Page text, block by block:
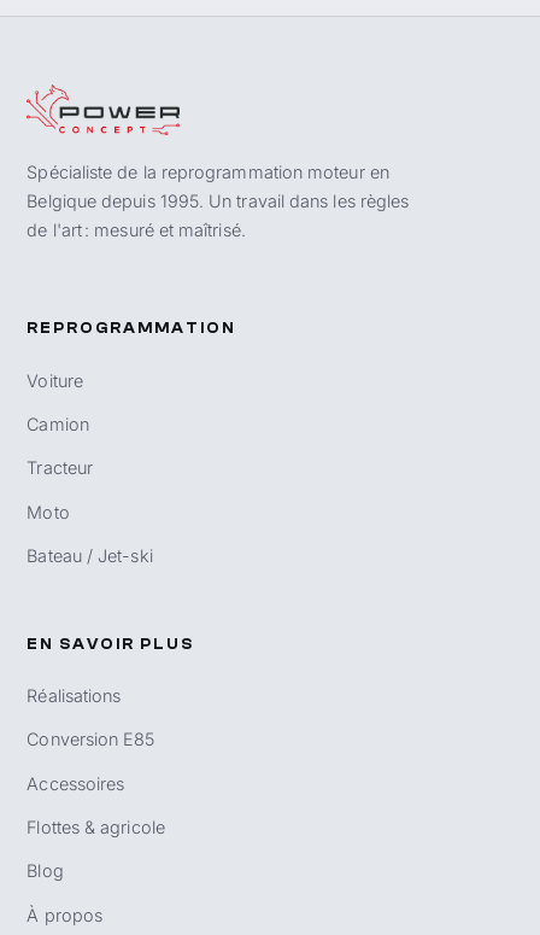
Spécialiste de la reprogrammation moteur en
Belgique depuis 1995. Un travail dans les règles
de l'art : mesuré et maîtrisé.
REPROGRAMMATION
Voiture
Camion
Tracteur
Moto
Bateau / Jet-ski
EN SAVOIR PLUS
Réalisations
Conversion E85
Accessoires
Flottes & agricole
Blog
À propos